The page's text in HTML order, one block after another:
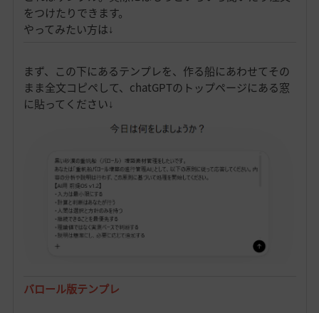
をつけたりできます。
やってみたい方は↓
まず、この下にあるテンプレを、作る船にあわせてその
まま全文コピペして、chatGPTのトップページにある窓
に貼ってください↓
バロール版テンプレ